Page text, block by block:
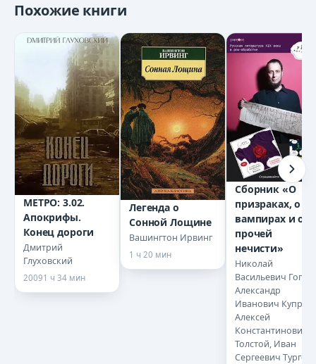
Похожие книги
МЕТРО: 3.02.
Апокрифы.
Конец дороги
Дмитрий
Глуховский
20091 ч 34 мин
Легенда о
Сонной Лощине
Вашингтон Ирвинг
1 ч 20 мин
Сборник «О
призраках, о
вампирах и о
прочей
нечисти»
Николай
Васильевич
Александр
Иванович Куприн,
Алексей
Константинович
Толстой, Иван
Сергеевич